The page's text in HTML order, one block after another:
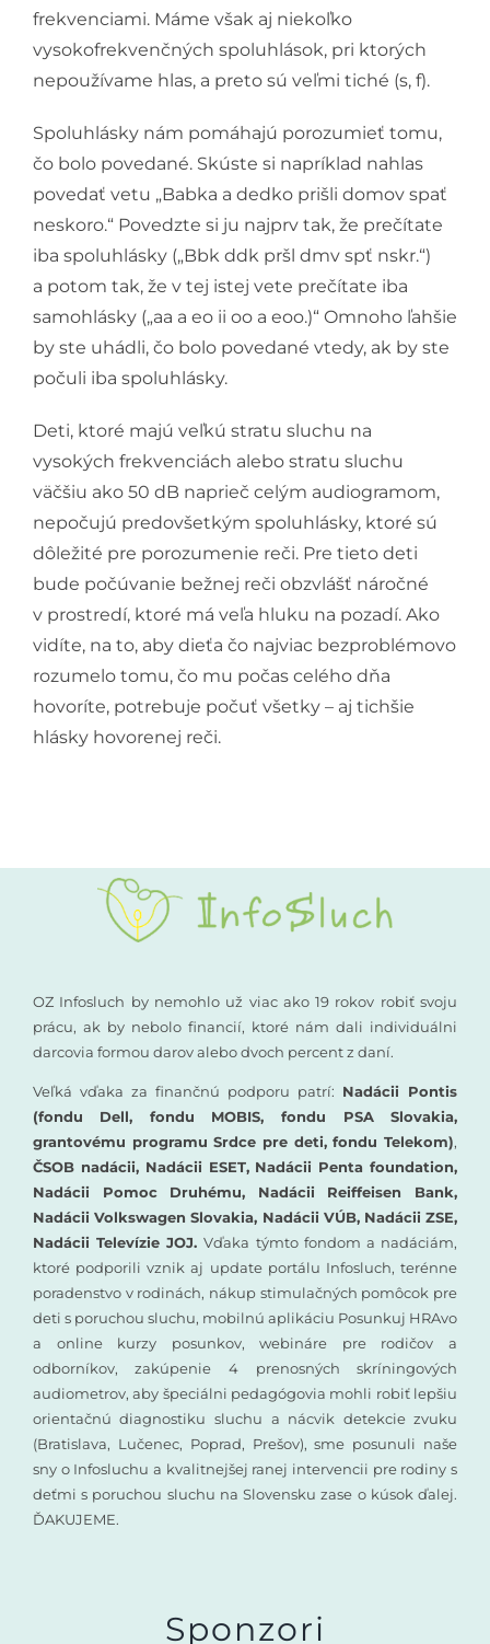
frekvenciami. Máme však aj niekoľko
vysokofrekvenčných spoluhlások, pri ktorých
nepoužívame hlas, a preto sú veľmi tiché (s, f).
Spoluhlásky nám pomáhajú porozumieť tomu,
čo bolo povedané. Skúste si napríklad nahlas
povedať vetu „Babka a dedko prišli domov spať
neskoro.“ Povedzte si ju najprv tak, že prečítate
iba spoluhlásky („Bbk ddk pršl dmv spť nskr.“)
a potom tak, že v tej istej vete prečítate iba
samohlásky („aa a eo ii oo a eoo.)“ Omnoho ľahšie
by ste uhádli, čo bolo povedané vtedy, ak by ste
počuli iba spoluhlásky.
Deti, ktoré majú veľkú stratu sluchu na
vysokých frekvenciách alebo stratu sluchu
väčšiu ako 50 dB naprieč celým audiogramom,
nepočujú predovšetkým spoluhlásky, ktoré sú
dôležité pre porozumenie reči. Pre tieto deti
bude počúvanie bežnej reči obzvlášť náročné
v prostredí, ktoré má veľa hluku na pozadí. Ako
vidíte, na to, aby dieťa čo najviac bezproblémovo
rozumelo tomu, čo mu počas celého dňa
hovoríte, potrebuje počuť všetky – aj tichšie
hlásky hovorenej reči.
OZ Infosluch by nemohlo už viac ako 19 rokov robiť svoju
prácu, ak by nebolo financií, ktoré nám dali individuálni
darcovia formou darov alebo dvoch percent z daní.
Veľká vďaka za finančnú podporu patrí: Nadácii Pontis
(fondu Dell, fondu MOBIS, fondu PSA Slovakia,
grantovému programu Srdce pre deti, fondu Telekom),
ČSOB nadácii, Nadácii ESET, Nadácii Penta foundation,
Nadácii Pomoc Druhému, Nadácii Reiffeisen Bank,
Nadácii Volkswagen Slovakia, Nadácii VÚB, Nadácii ZSE,
Nadácii Televízie JOJ.Vďaka týmto fondom a nadáciám,
ktoré podporili vznik aj update portálu Infosluch, terénne
poradenstvo v rodinách, nákup stimulačných pomôcok pre
deti s poruchou sluchu, mobilnú aplikáciu Posunkuj HRAvo
a online kurzy posunkov, webináre pre rodičov a
odborníkov, zakúpenie 4 prenosných skríningových
audiometrov, aby špeciálni pedagógovia mohli robiť lepšiu
orientačnú diagnostiku sluchu a nácvik detekcie zvuku
(Bratislava, Lučenec, Poprad, Prešov), sme posunuli naše
sny o Infosluchu a kvalitnejšej ranej intervencii pre rodiny s
deťmi s poruchou sluchu na Slovensku zase o kúsok ďalej.
ĎAKUJEME.
Sponzori